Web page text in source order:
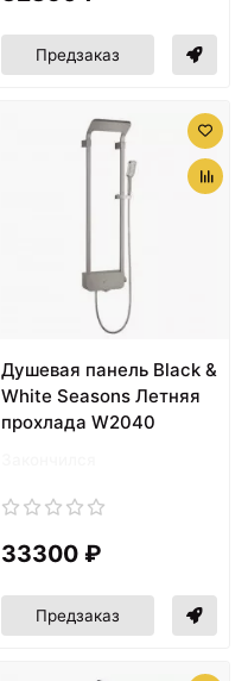
Предзаказ
Душевая панель Black &
White Seasons Летняя
прохлада W2040
33300 ₽
Предзаказ